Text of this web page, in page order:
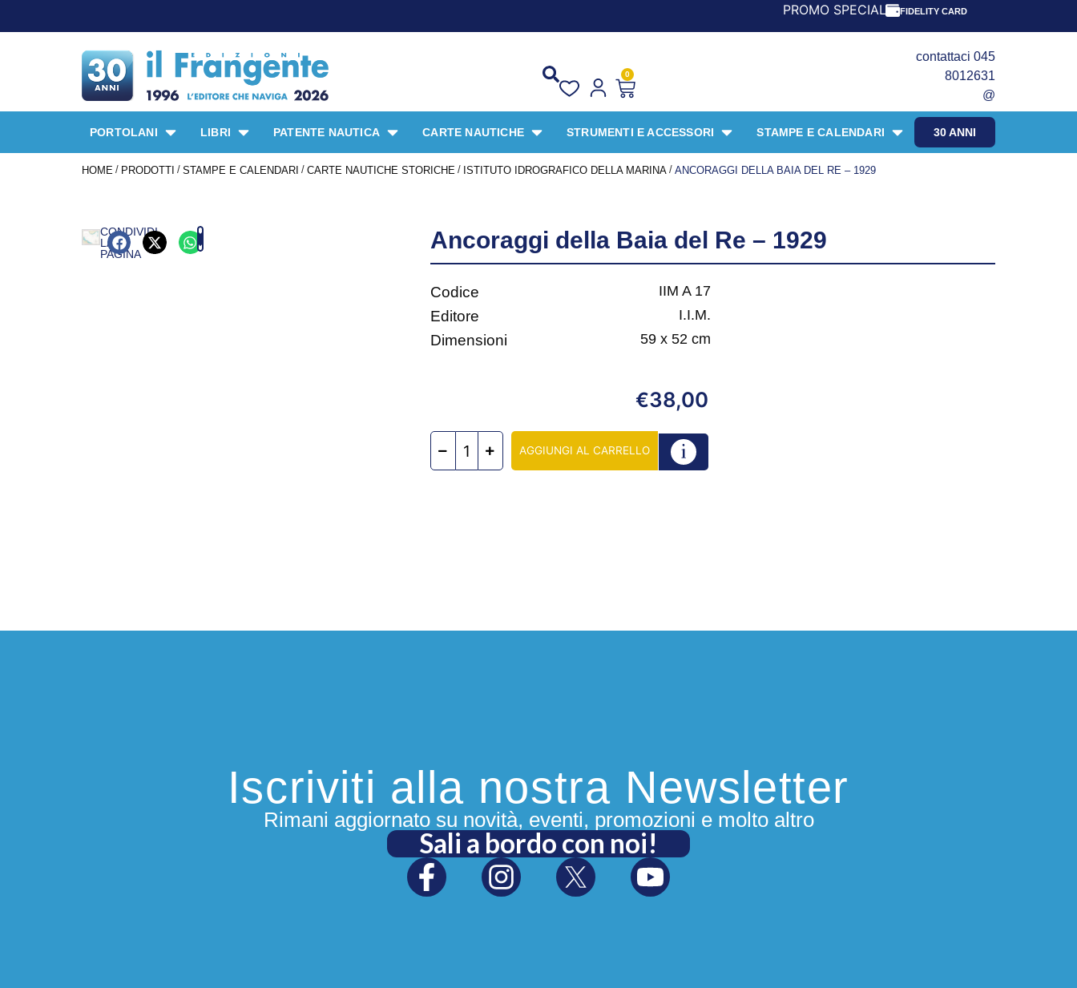
PROMO SPECIALE LIBRI PER I 30 ANNI DEL
FIDELITY CARD
0
contattaci 045
8012631
@
30 ANNI
PORTOLANI LIBRI PATENTE NAUTICA CARTE NAUTICHE STRUMENTI E ACCESSORI STAMPE E CALENDARI
HOME / PRODOTTI / STAMPE E CALENDARI / CARTE NAUTICHE STORICHE / ISTITUTO IDROGRAFICO DELLA MARINA / ANCORAGGI DELLA BAIA DEL RE – 1929
CONDIVIDI
LA
PAGINA
Ancoraggi della Baia del Re – 1929
Codice IIM A 17
Editore I.I.M.
Dimensioni 59 x 52 cm
€38,00
AGGIUNGI AL CARRELLO
Iscriviti alla nostra Newsletter
Rimani aggiornato su novità, eventi, promozioni e molto altro
Sali a bordo con noi!